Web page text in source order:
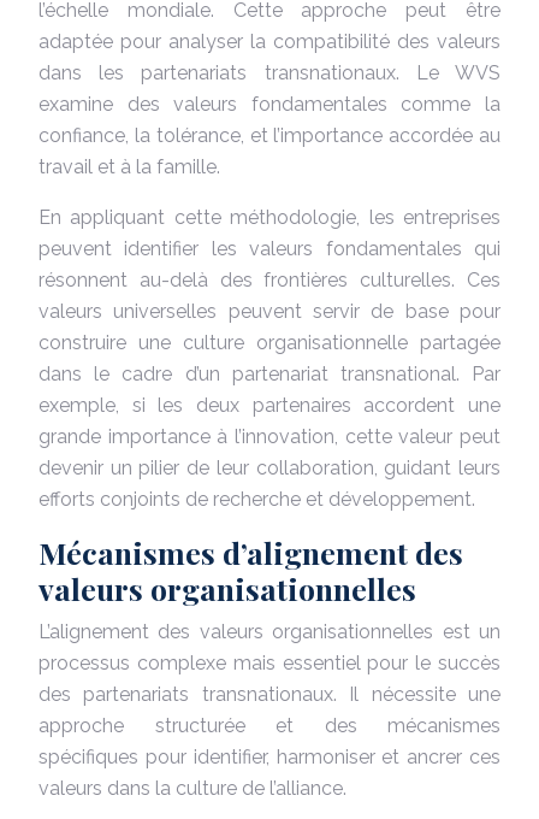
l’échelle mondiale. Cette approche peut être
adaptée pour analyser la compatibilité des valeurs
dans les partenariats transnationaux. Le WVS
examine des valeurs fondamentales comme la
confiance, la tolérance, et l’importance accordée au
travail et à la famille.
En appliquant cette méthodologie, les entreprises
peuvent identifier les valeurs fondamentales qui
résonnent au-delà des frontières culturelles. Ces
valeurs universelles peuvent servir de base pour
construire une culture organisationnelle partagée
dans le cadre d’un partenariat transnational. Par
exemple, si les deux partenaires accordent une
grande importance à l’innovation, cette valeur peut
devenir un pilier de leur collaboration, guidant leurs
efforts conjoints de recherche et développement.
Mécanismes d’alignement des
valeurs organisationnelles
L’alignement des valeurs organisationnelles est un
processus complexe mais essentiel pour le succès
des partenariats transnationaux. Il nécessite une
approche structurée et des mécanismes
spécifiques pour identifier, harmoniser et ancrer ces
valeurs dans la culture de l’alliance.